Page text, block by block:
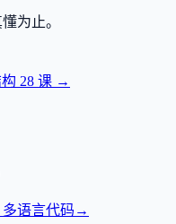
为止。
28 课 →
语言代码 →